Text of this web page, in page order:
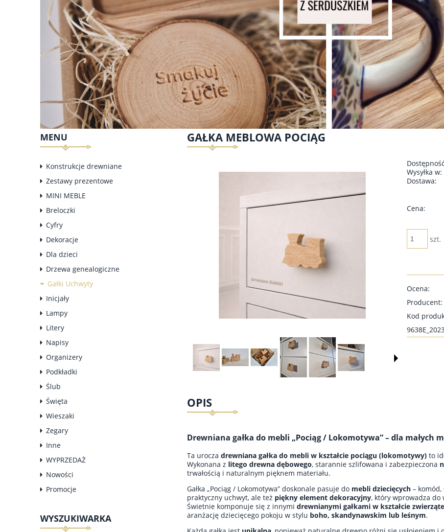
MENU
Konstrukcje drewniane
Zestawy prezentowe
MINI MEBLE
Breloczki
Cyfry
Dekoracje
Dla dzieci
Drzewa genealogiczne
Gałki Uchwyty
Inicjały
Lampy
Litery
Napisy
Organizery
Podkładki
Ślub
Święta
Wieszaki
Zegary
Inne
WYPRZEDAŻ
Nowości
Promocje
WYSZUKIWARKA
GAŁKA MEBLOWA POCIĄG
Wysyłka w:
Dostawa:
Cena:
szt.
Ocena:
Producent:
Kod
OPIS
Drewniana gałka do mebli „Pociąg / Lokomotywa” – dla małych
Ta urocza drewniana gałka do mebli w kształcie pociągu (lokomotywy) to
Wykonana z litego drewna dębowego, starannie szlifowana i zabezpieczona
trwałością i naturalnym pięknem materiału.
Gałka „Pociąg / Lokomotywa” doskonale pasuje do mebli dziecięcych –
praktyczny uchwyt, ale też piękny element dekoracyjny, który wprowadza do
Świetnie komponuje się z innymi drewnianymi gałkami w kształcie
aranżację dziecięcego pokoju w stylu boho, skandynawskim lub leśnym.